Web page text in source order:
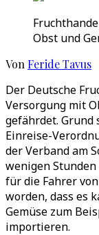
Obst und
Von Feride Tavus
Der Deutsche
Versorgung mit
gefährdet. Grund
Einreise-
der Verband am
wenigen
für die Fahrer
worden, dass es
Gemüse zum
importieren.